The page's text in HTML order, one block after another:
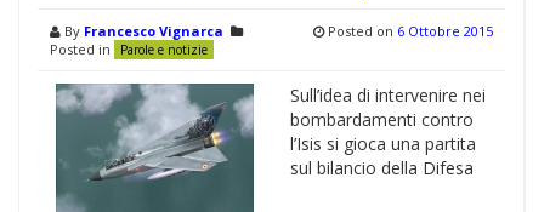
By Francesco Vignarca
Posted in
Parole e notizie
Posted on 6 Ottobre 2015
Sull’idea di intervenire nei
bombardamenti contro
l’Isis si gioca una partita
sul bilancio della Difesa